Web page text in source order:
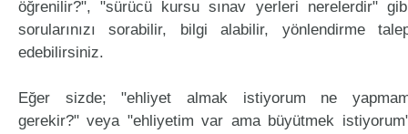
öğrenilir?", "sürücü kursu sınav yerleri nerelerdir"
sorularınızı sorabilir, bilgi alabilir, yönlendirme
edebilirsiniz.
Eğer sizde; "ehliyet almak istiyorum ne
gerekir?" veya "ehliyetim var ama büyütmek